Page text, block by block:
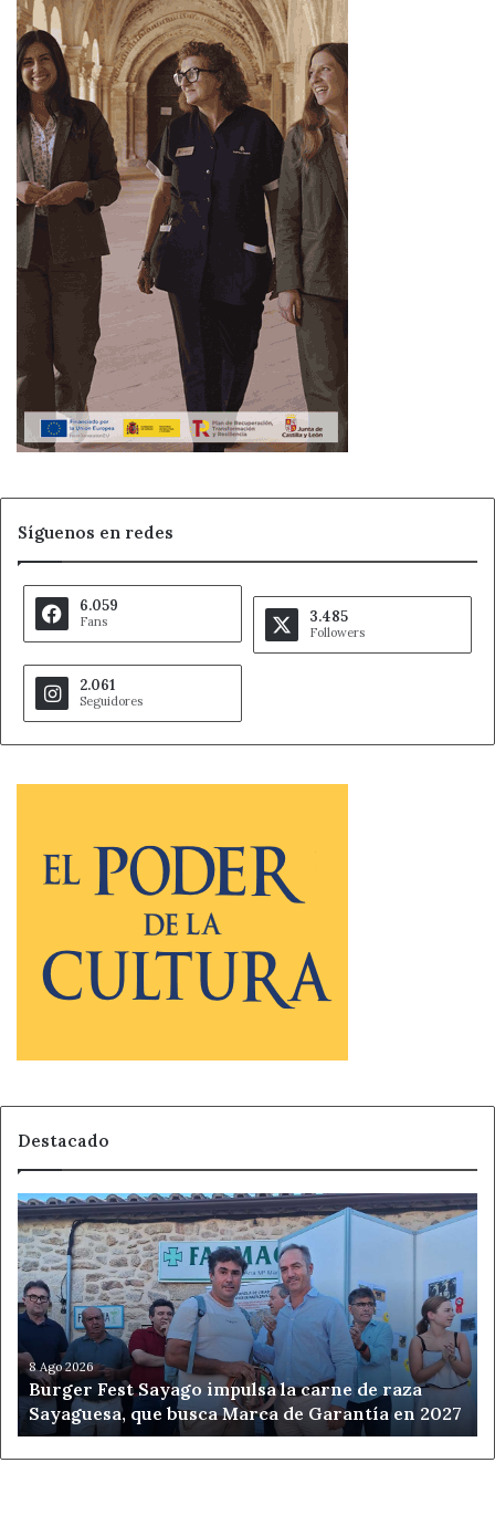
enfermeras, ya que las actuales están provocando que
muchas de las profesionales opten por trabajar fuera de
nuestra Comunidad autónoma. La fidelización de las
enfermeras y enfermeros es una cuestión muy relevante
para SATSE y que debe llevar a cabo el nuevo Gobierno
autonómico.
Lo mismo sucede, según SATSE Castilla y León, con las
condiciones laborales de las enfermeras y enfermeros
que trabajan en la atención sociosanitaria. El Sindicato de
Enfermería considera que debe cambiarse el modelo de
atención sociosanitaria que en los últimos años se ha
promovido desde la Junta, para adecuarlo a la realidad de
los centros sociosanitarios de la Comunidad, que cuentan
con residentes en su mayoría de edad avanzada, con un
elevado grado de dependencia y con pluripatologías y
profesionales para ellas.
Ahora León Noticias de León
Sanidad
Síguenos en redes
6.059
Fans 3.485
Followers
2.061
Seguidores
Destacado
Burger
Fest
Sayago
impulsa
la
carne
raza
Sayaguesa,
que
busca
Marca
8 Ago 2026
Burger Fest Sayago impulsa la carne de raza
Sayaguesa, que busca Marca de Garantía en 2027